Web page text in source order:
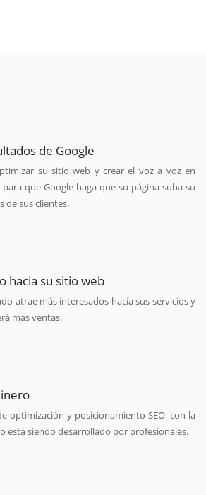
de Google
su sitio web y crear el voz a voz en
que Google haga que su página suba su
de sus clientes.
hacia su sitio web
atrae más interesados hacía sus servicios y
más ventas.
optimización y posicionamiento SEO, con la
está siendo desarrollado por profesionales.